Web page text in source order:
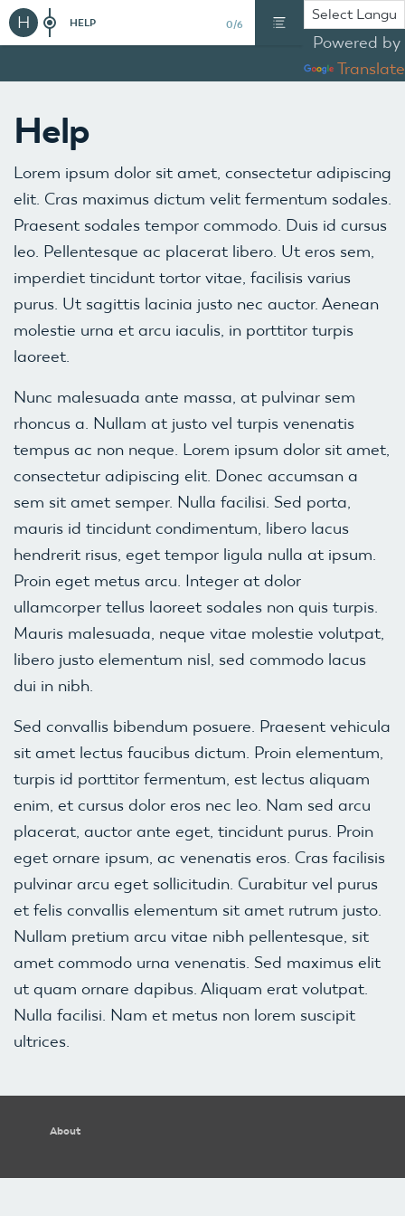
H HELP 0/6
Powered by
Translate
Help
Lorem ipsum dolor sit amet, consectetur adipiscing
elit. Cras maximus dictum velit fermentum sodales.
Praesent sodales tempor commodo. Duis id cursus
leo. Pellentesque ac placerat libero. Ut eros sem,
imperdiet tincidunt tortor vitae, facilisis varius
purus. Ut sagittis lacinia justo nec auctor. Aenean
molestie urna et arcu iaculis, in porttitor turpis
laoreet.
Nunc malesuada ante massa, at pulvinar sem
rhoncus a. Nullam at justo vel turpis venenatis
tempus ac non neque. Lorem ipsum dolor sit amet,
consectetur adipiscing elit. Donec accumsan a
sem sit amet semper. Nulla facilisi. Sed porta,
mauris id tincidunt condimentum, libero lacus
hendrerit risus, eget tempor ligula nulla at ipsum.
Proin eget metus arcu. Integer at dolor
ullamcorper tellus laoreet sodales non quis turpis.
Mauris malesuada, neque vitae molestie volutpat,
libero justo elementum nisl, sed commodo lacus
dui in nibh.
Sed convallis bibendum posuere. Praesent vehicula
sit amet lectus faucibus dictum. Proin elementum,
turpis id porttitor fermentum, est lectus aliquam
enim, et cursus dolor eros nec leo. Nam sed arcu
placerat, auctor ante eget, tincidunt purus. Proin
eget ornare ipsum, ac venenatis eros. Cras facilisis
pulvinar arcu eget sollicitudin. Curabitur vel purus
et felis convallis elementum sit amet rutrum justo.
Nullam pretium arcu vitae nibh pellentesque, sit
amet commodo urna venenatis. Sed maximus elit
ut quam ornare dapibus. Aliquam erat volutpat.
Nulla facilisi. Nam et metus non lorem suscipit
ultrices.
About